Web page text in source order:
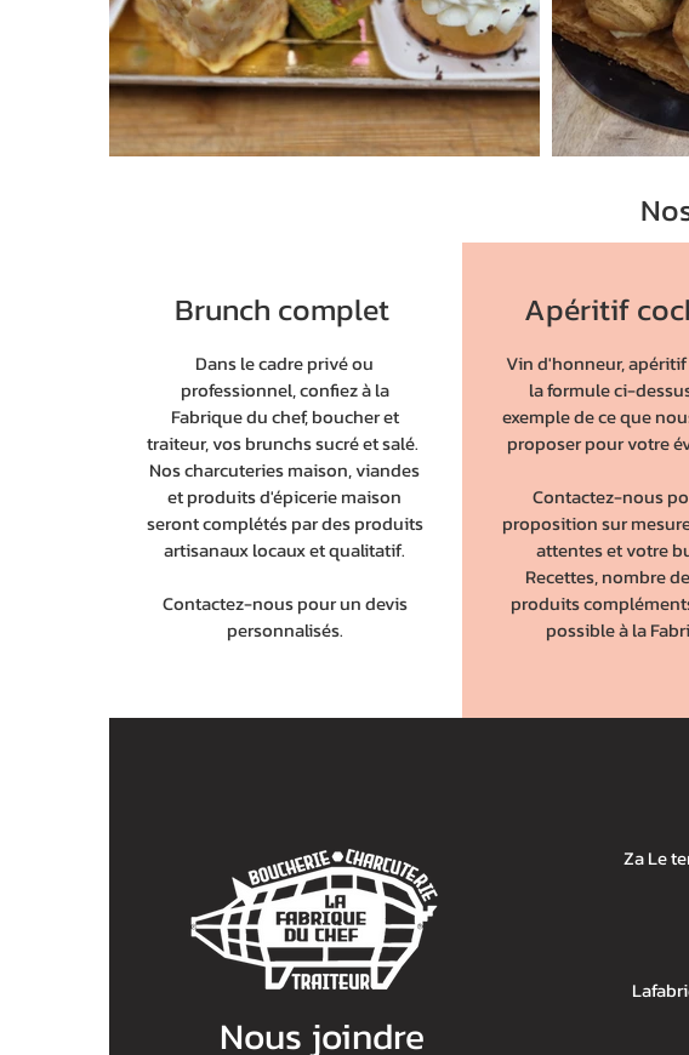
Brunch complet
Dans le cadre privé ou
professionnel, confiez à la
Fabrique du chef, boucher et
traiteur, vos brunchs sucré et salé.
Nos charcuteries maison, viandes
et produits d'épicerie maison
seront complétés par des produits
artisanaux locaux et qualitatif.
Contactez-nous pour un devis
personnalisés.
Apéritif
Vin d'honneur,
la formule ci-
exemple de ce que
proposer pour votre
Contactez-nous
proposition sur
attentes et votre
Recettes, nombre
produits
possible à la
Nous joindre
Za Le